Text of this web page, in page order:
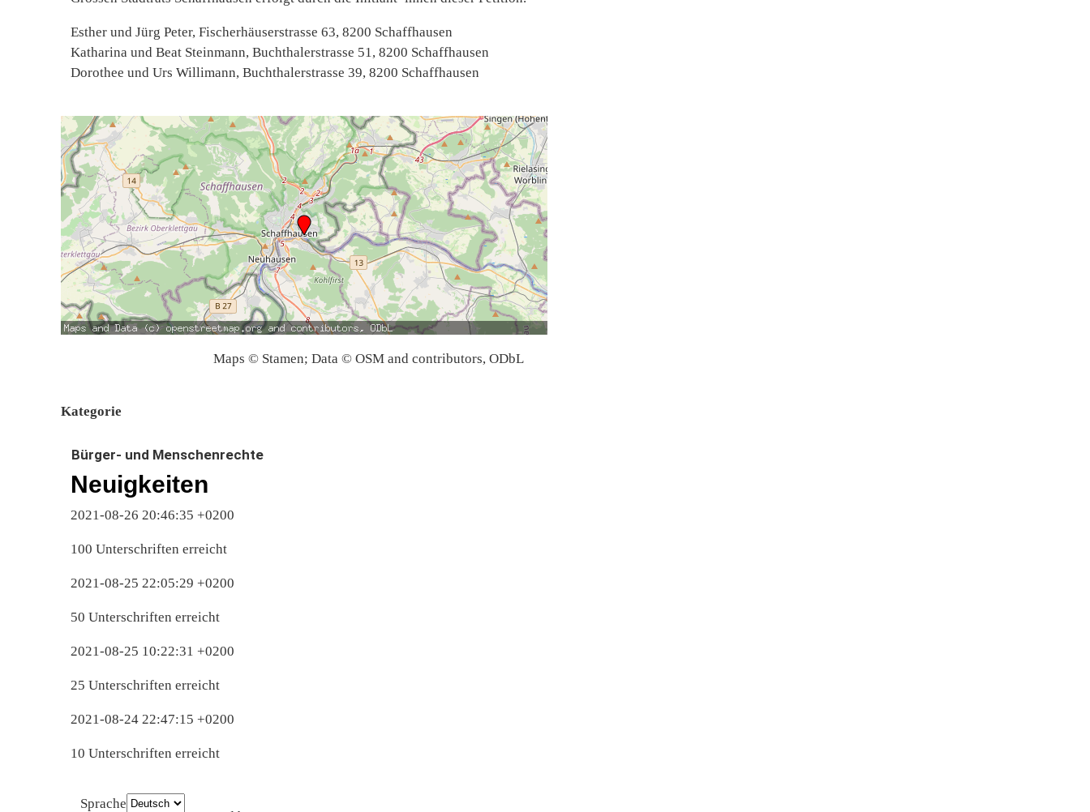
Esther und Jürg Peter, Fischerhäuserstrasse 63, 8200 Schaffhausen
Katharina und Beat Steinmann, Buchthalerstrasse 51, 8200 Schaffhausen
Dorothee und Urs Willimann, Buchthalerstrasse 39, 8200 Schaffhausen
Maps © Stamen; Data © OSM and contributors, ODbL
Kategorie
Bürger- und Menschenrechte
Neuigkeiten
2021-08-26 20:46:35 +0200
100 Unterschriften erreicht
2021-08-25 22:05:29 +0200
50 Unterschriften erreicht
2021-08-25 10:22:31 +0200
25 Unterschriften erreicht
2021-08-24 22:47:15 +0200
10 Unterschriften erreicht
Sprache